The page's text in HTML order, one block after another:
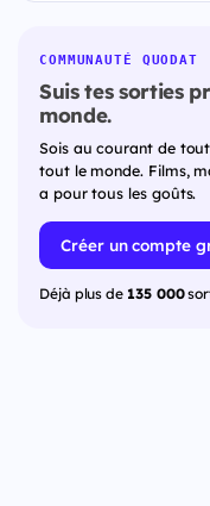
COMMUNAUTÉ QUODAT
Suis tes sorties
monde.
Sois au courant de
tout le monde. Films,
a pour tous les goûts.
Créer un compte
Déjà plus de 135 000